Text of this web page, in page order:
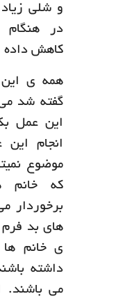
و شلی
در هنگام
کاهش
همه ی این
گفته شد
این عمل
انجام
موضوع
که خانم
برخوردار
های بد فرم
ی خانم ها
داشته
می باشند.